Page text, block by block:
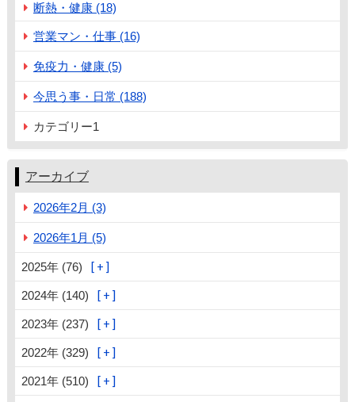
断熱・健康 (18)
営業マン・仕事 (16)
免疫力・健康 (5)
今思う事・日常 (188)
カテゴリー1
アーカイブ
2026年2月 (3)
2026年1月 (5)
2025年 (76)
2024年 (140)
2023年 (237)
2022年 (329)
2021年 (510)